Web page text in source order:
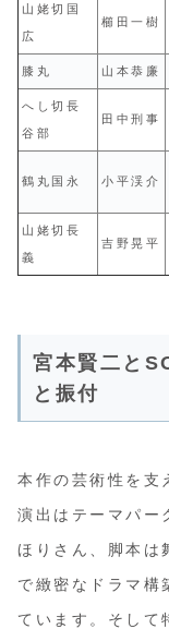
山姥切国
広
櫛田一樹
膝丸 山本恭廉
へし切長
谷部
田中刑事
鶴丸国永 小平渓介
山姥切長
義
吉野晃平
宮本賢二と
と振付
本作の芸術性を支
演出はテーマパー
ほりさん、脚本は
で緻密なドラマ構
ています。そして